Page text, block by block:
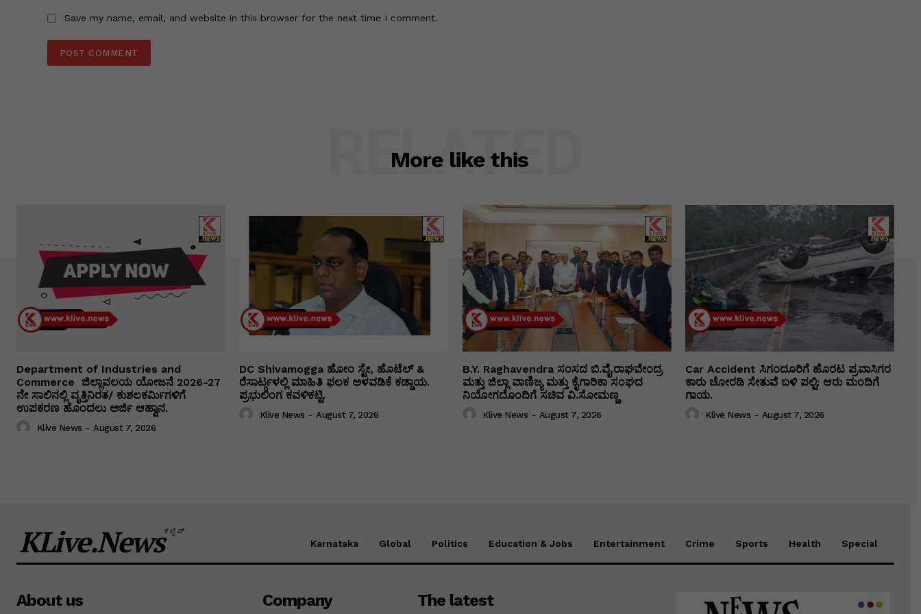
Save my name, email, and website in this browser for the next time I comment.
More like this
RELATED
Department of Industries and
Commerce ಜಿಲ್ಲಾವಲಯ ಯೋಜನೆ 2026-27
ನೇ ಸಾಲಿನಲ್ಲಿ ವೃತ್ತಿನಿರತ/ ಕುಶಲಕರ್ಮಿಗಳಿಗೆ
ಉಪಕರಣ ಹೊಂದಲು ಅರ್ಜಿ ಆಹ್ವಾನ.
Klive News - August 7, 2026
DC Shivamogga ಹೋಂ ಸ್ಟೇ, ಹೊಟೆಲ್ &
ರೆಸಾರ್ಟ್ಗಳಲ್ಲಿ ಮಾಹಿತಿ ಫಲಕ ಅಳವಡಿಕೆ ಕಡ್ಡಾಯ.
ಪ್ರಭುಲಿಂಗ ಕವಳಿಕಟ್ಟಿ.
Klive News - August 7, 2026
B.Y. Raghavendra ಸಂಸದ ಬಿ.ವೈ.ರಾಘವೇಂದ್ರ
ಮತ್ತು ಜಿಲ್ಲಾ ವಾಣಿಜ್ಯ ಮತ್ತು ಕೈಗಾರಿಕಾ ಸಂಘದ
ನಿಯೋಗದೊಂದಿಗೆ ಸಚಿವ ವಿ‌.ಸೋಮಣ್ಣ
Klive News - August 7, 2026
Car Accident ಸಿಗಂದೂರಿಗೆ ಹೊರಟ ಪ್ರವಾಸಿಗರ
ಕಾರು ಚೋರಡಿ ಸೇತುವೆ ಬಳಿ ಪಲ್ಟಿ: ಆರು ಮಂದಿಗೆ
ಗಾಯ.
Klive News - August 7, 2026
KLive.Newsಕೆಲೈವ್
Karnataka Global Politics Education & Jobs Entertainment Crime Sports Health Special
About us Company The latest